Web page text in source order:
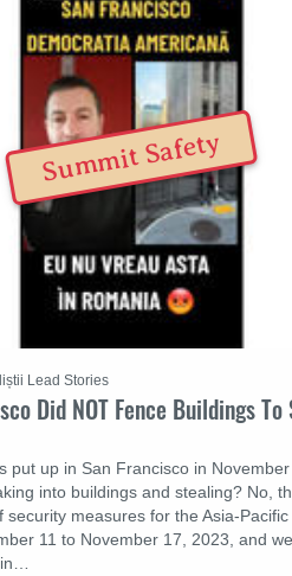
Did NOT Fence Buildings
put up in San Francisco in
into buildings and stealing? No,
measures for the Asia-
11 to November 17, 2023, and
Lead Stories
Summit Safety